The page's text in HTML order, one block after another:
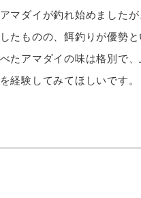
マダイが釣れ始めました
たものの、餌釣りが優勢
たアマダイの味は格別で
経験してみてほしいです。